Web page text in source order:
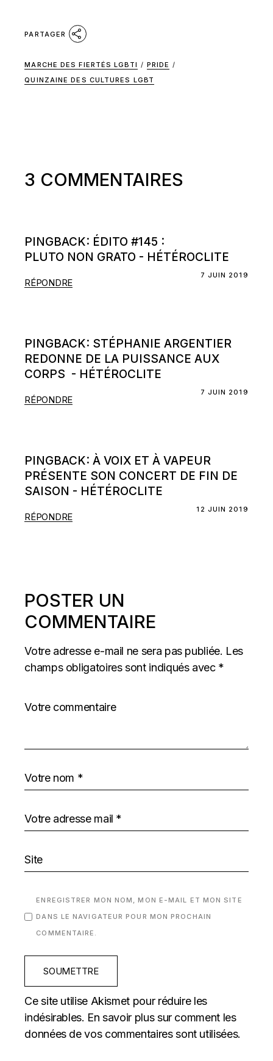
PARTAGER
MARCHE DES FIERTÉS LGBTI / PRIDE /
QUINZAINE DES CULTURES LGBT
3 COMMENTAIRES
PINGBACK: ÉDITO #145 :
PLUTO NON GRATO - HÉTÉROCLITE
7 JUIN 2019
RÉPONDRE
PINGBACK: STÉPHANIE ARGENTIER
REDONNE DE LA PUISSANCE AUX
CORPS - HÉTÉROCLITE
7 JUIN 2019
RÉPONDRE
PINGBACK:À VOIX ET À VAPEUR
PRÉSENTE SON CONCERT DE FIN DE
SAISON - HÉTÉROCLITE
12 JUIN 2019
RÉPONDRE
POSTER UN
COMMENTAIRE
Votre adresse e-mail ne sera pas publiée. Les
champs obligatoires sont indiqués avec *
ENREGISTRER MON NOM, MON E-MAIL ET MON SITE
DANS LE NAVIGATEUR POUR MON PROCHAIN
COMMENTAIRE.
SOUMETTRE
Ce site utilise Akismet pour réduire les
indésirables. En savoir plus sur comment les
données de vos commentaires sont utilisées.